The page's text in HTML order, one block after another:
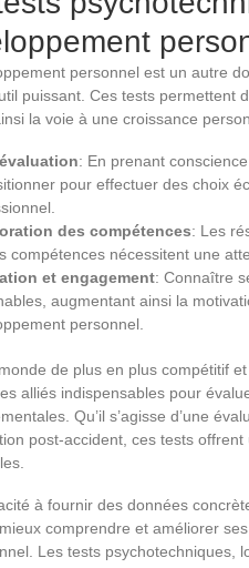
personnel est un autre
puissant. Ces tests permettent
la voie à une croissance
: En prenant
pour effectuer des choix
des compétences: Les
compétences nécessitent une
et engagement: Connaître
augmentant ainsi la
personnel.
de plus en plus compétitif
alliés indispensables pour
Qu’il s’agisse d’une
post-accident, ces tests
à fournir des données
comprendre et améliorer
Les tests psychotechniques,